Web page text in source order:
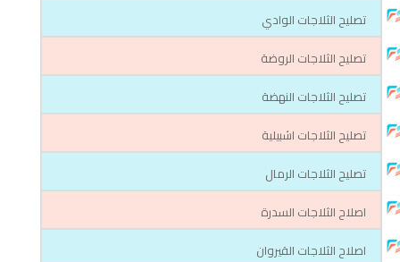
تصليح الثلاجات الوادي
تصليح الثلاجات الروضة
تصليح الثلاجات النهضة
تصليح الثلاجات اشبيلية
تصليح الثلاجات الرمال
اصلاح الثلاجات السدرة
اصلاح الثلاجات القيروان